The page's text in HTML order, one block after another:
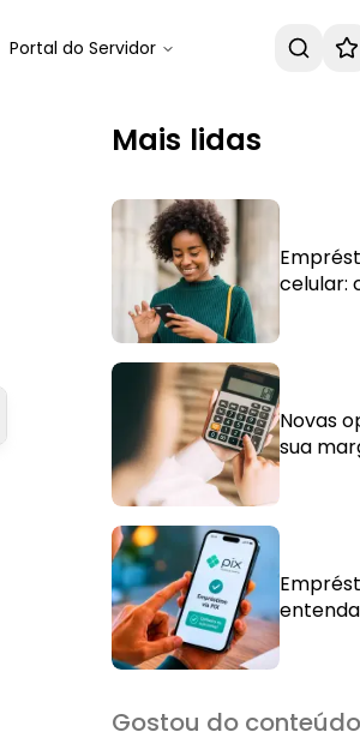
Portal do Servidor
Mais lidas
celular:
Novas
sua
Gostou do